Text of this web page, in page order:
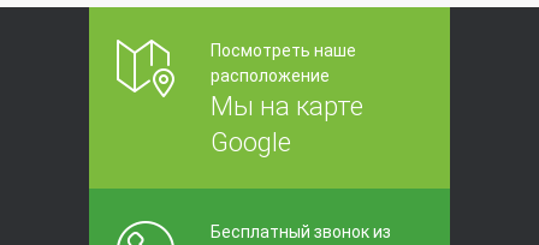
Посмотреть наше
расположение
Мы на карте
Google
Бесплатный звонок из